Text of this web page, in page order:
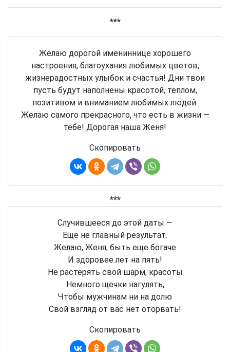
***
Желаю дорогой имениннице хорошего
настроения, благоухания любимых цветов,
жизнерадостных улыбок и счастья! Дни твои
пусть будут наполнены красотой, теплом,
позитивом и вниманием любимых людей.
Желаю самого прекрасного, что есть в жизни —
тебе! Дорогая наша Женя!
Скопировать
***
Случившееся до этой даты —
Еще не главный результат.
Желаю, Женя, быть еще богаче
И здоровее лет на пять!
Не растерять свой шарм, красоты
Немного щечки нагулять,
Чтобы мужчинам ни на долю
Свой взгляд от вас нет оторвать!
Скопировать